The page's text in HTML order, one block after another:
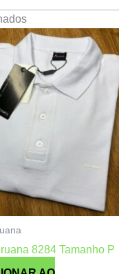
8284 Tamanho P